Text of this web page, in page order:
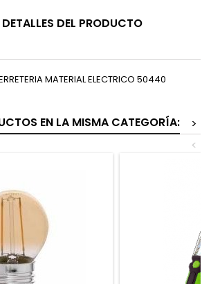
DETALLES DEL PRODUCTO
MATERIAL ELECTRICO 50440
EN LA MISMA CATEGORÍA:
>
<